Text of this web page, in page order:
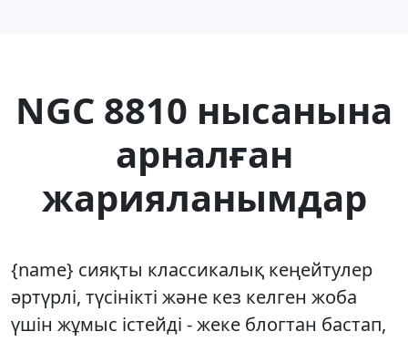
NGC 8810 нысанына
арналған
жарияланымдар
{name} сияқты классикалық кеңейтулер
әртүрлі, түсінікті және кез келген жоба
үшін жұмыс істейді - жеке блогтан бастап,